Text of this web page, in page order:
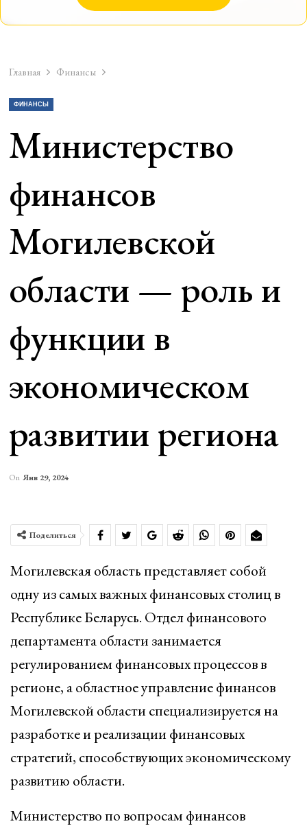
Главная Финансы
ФИНАНСЫ
Министерство
финансов
Могилевской
области — роль и
функции в
экономическом
развитии региона
On Янв 29, 2024
Поделиться
Могилевская область представляет собой
одну из самых важных финансовых столиц в
Республике Беларусь. Отдел финансового
департамента области занимается
регулированием финансовых процессов в
регионе, а областное управление финансов
Могилевской области специализируется на
разработке и реализации финансовых
стратегий, способствующих экономическому
развитию области.
Министерство по вопросам финансов